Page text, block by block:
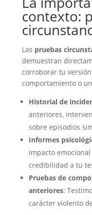
contexto:
Las pruebas
demuestran
corroborar tu
comportamiento o
Historial de
anteriores,
sobre episodios
Informes
impacto
credibilidad a tu
Pruebas de
anteriores:
carácter violento